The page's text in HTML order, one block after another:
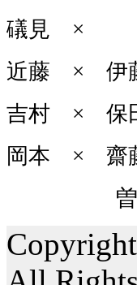
礒見 ×
近藤 × 伊
吉村 × 保
岡本 × 齋
曽我